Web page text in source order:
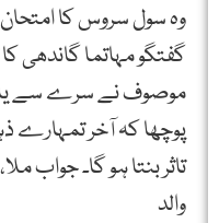
وہ سول سروس کا امتحان
گفتگو مہاتما گاندھی کا
موصوف نے سرے سے یہ
پوچھا کہ آخر
تاثر بنتا ہو گا۔ جواب
والد